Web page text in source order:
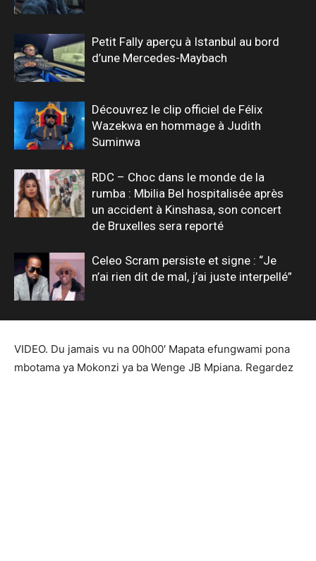
Petit Fally aperçu à Istanbul au bord
d’une Mercedes-Maybach
Découvrez le clip officiel de Félix
Wazekwa en hommage à Judith
Suminwa
RDC – Choc dans le monde de la
rumba : Mbilia Bel hospitalisée après
un accident à Kinshasa, son concert
de Bruxelles sera reporté
Celeo Scram persiste et signe : “Je
n’ai rien dit de mal, j’ai juste interpellé”
VIDEO. Du jamais vu na 00h00′ Mapata efungwami pona
mbotama ya Mokonzi ya ba Wenge JB Mpiana. Regardez